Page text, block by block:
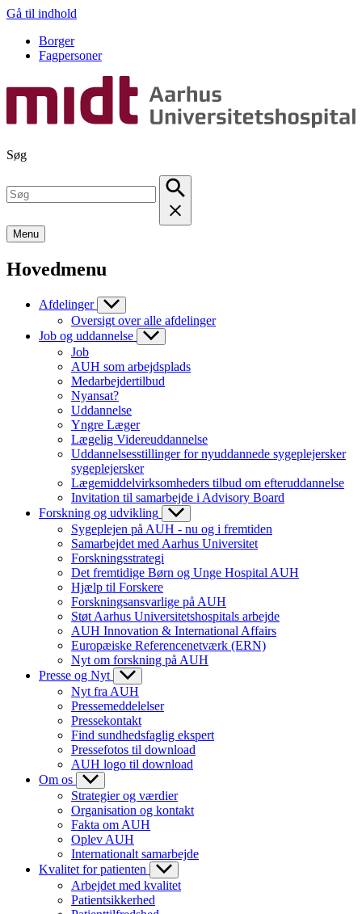
Gå til indhold
Borger
Fagpersoner
Søg
Menu
Hovedmenu
Afdelinger
Oversigt over alle afdelinger
Job og uddannelse
Job
AUH som arbejdsplads
Medarbejdertilbud
Nyansat?
Uddannelse
Yngre Læger
Lægelig Videreuddannelse
Uddannelsesstillinger for nyuddannede sygeplejersker
sygeplejersker
Lægemiddelvirksomheders tilbud om efteruddannelse
Invitation til samarbejde i Advisory Board
Forskning og udvikling
Sygeplejen på AUH - nu og i fremtiden
Samarbejdet med Aarhus Universitet
Forskningsstrategi
Det fremtidige Børn og Unge Hospital AUH
Hjælp til Forskere
Forskningsansvarlige på AUH
Støt Aarhus Universitetshospitals arbejde
AUH Innovation & International Affairs
Europæiske Referencenetværk (ERN)
Nyt om forskning på AUH
Presse og Nyt
Nyt fra AUH
Pressemeddelelser
Pressekontakt
Find sundhedsfaglig ekspert
Pressefotos til download
AUH logo til download
Om os
Strategier og værdier
Organisation og kontakt
Fakta om AUH
Oplev AUH
Internationalt samarbejde
Kvalitet for patienten
Arbejdet med kvalitet
Patientsikkerhed